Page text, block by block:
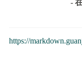
-
https://